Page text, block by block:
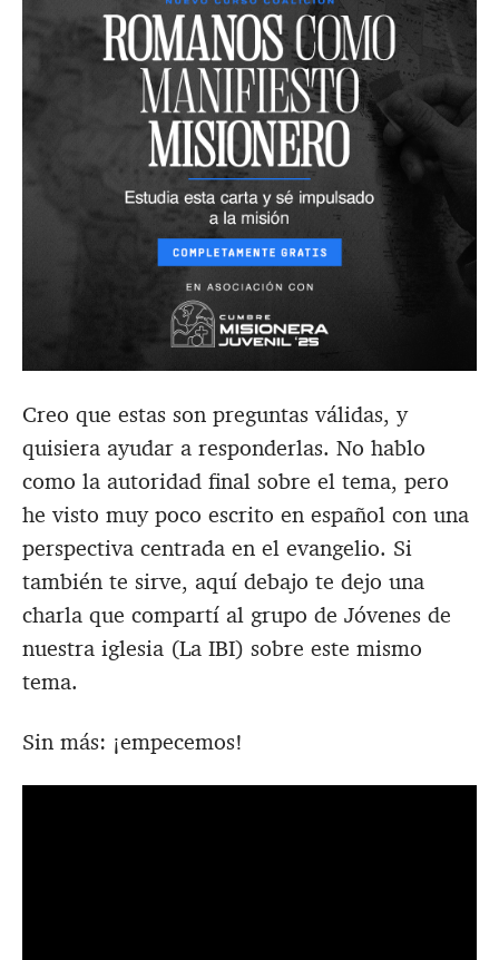
Creo que estas son preguntas válidas, y
quisiera ayudar a responderlas. No hablo
como la autoridad final sobre el tema, pero
he visto muy poco escrito en español con una
perspectiva centrada en el evangelio. Si
también te sirve, aquí debajo te dejo una
charla que compartí al grupo de Jóvenes de
nuestra iglesia (La IBI) sobre este mismo
tema.
Sin más: ¡empecemos!